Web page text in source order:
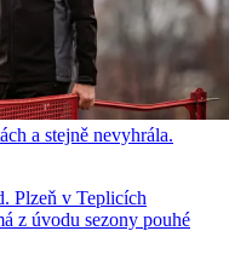
a stejně nevyhrála.
Plzeň v Teplicích
z úvodu sezony pouhé